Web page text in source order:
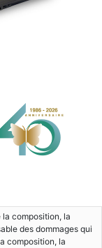
la composition, la
des dommages qui
composition, la